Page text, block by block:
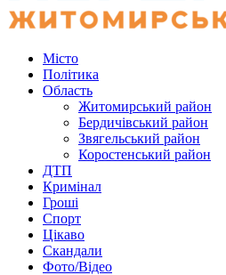
Місто
Політика
Область
Житомирський район
Бердичівський район
Звягельський район
Коростенський район
ДТП
Кримінал
Гроші
Спорт
Цікаво
Скандали
Фото/Відео